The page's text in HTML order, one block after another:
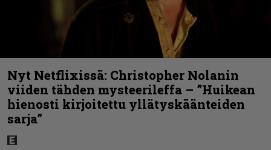
Nyt Netflixissä: Christopher Nolanin
viiden tähden mysteerileffa – ”Huikean
hienosti kirjoitettu yllätyskäänteiden
sarja”